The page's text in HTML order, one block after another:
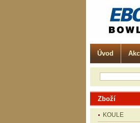
Úvod
Zboží
KOULE